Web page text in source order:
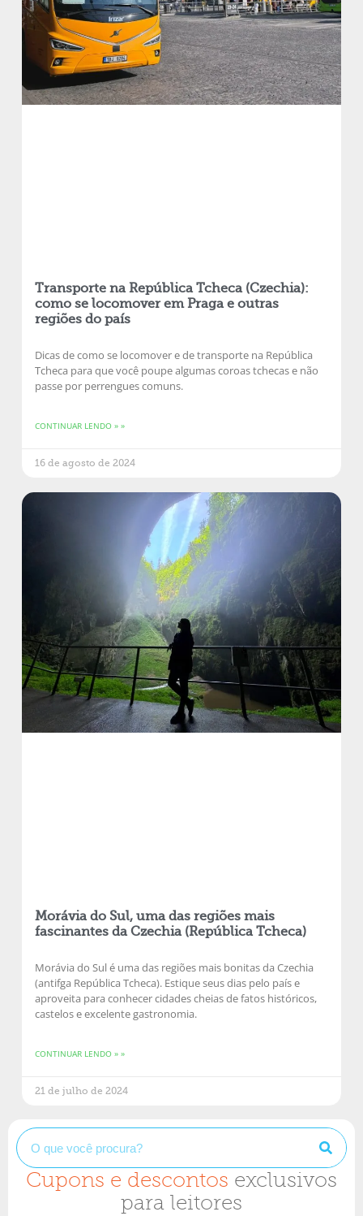
Transporte na República Tcheca (Czechia):
como se locomover em Praga e outras
regiões do país
Dicas de como se locomover e de transporte na República
Tcheca para que você poupe algumas coroas tchecas e não
passe por perrengues comuns.
CONTINUAR LENDO » »
16 de agosto de 2024
Morávia do Sul, uma das regiões mais
fascinantes da Czechia (República Tcheca)
Morávia do Sul é uma das regiões mais bonitas da Czechia
(antifga República Tcheca). Estique seus dias pelo país e
aproveita para conhecer cidades cheias de fatos históricos,
castelos e excelente gastronomia.
CONTINUAR LENDO » »
21 de julho de 2024
Cupons e descontos exclusivos
para leitores